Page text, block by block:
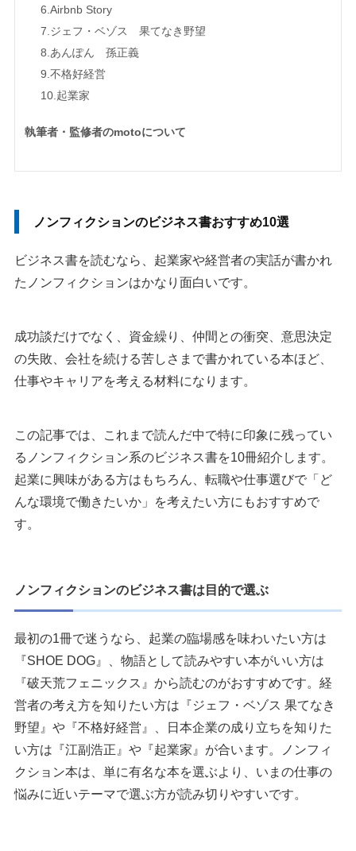
6.Airbnb Story
7.ジェフ・ベゾス 果てなき野望
8.あんぽん 孫正義
9.不格好経営
10.起業家
執筆者・監修者のmotoについて
ノンフィクションのビジネス書おすすめ10選
ビジネス書を読むなら、起業家や経営者の実話が書かれ
たノンフィクションはかなり面白いです。
成功談だけでなく、資金繰り、仲間との衝突、意思決定
の失敗、会社を続ける苦しさまで書かれている本ほど、
仕事やキャリアを考える材料になります。
この記事では、これまで読んだ中で特に印象に残ってい
るノンフィクション系のビジネス書を10冊紹介します。
起業に興味がある方はもちろん、転職や仕事選びで「ど
んな環境で働きたいか」を考えたい方にもおすすめで
す。
ノンフィクションのビジネス書は目的で選ぶ
最初の1冊で迷うなら、起業の臨場感を味わいたい方は
『SHOE DOG』、物語として読みやすい本がいい方は
『破天荒フェニックス』から読むのがおすすめです。経
営者の考え方を知りたい方は『ジェフ・ベゾス 果てなき
野望』や『不格好経営』、日本企業の成り立ちを知りた
い方は『江副浩正』や『起業家』が合います。ノンフィ
クション本は、単に有名な本を選ぶより、いまの仕事の
悩みに近いテーマで選ぶ方が読み切りやすいです。